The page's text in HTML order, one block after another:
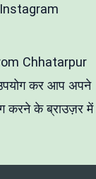
Instagram
Chhatarpur
कर आप अपने
करने के ब्राउज़र में